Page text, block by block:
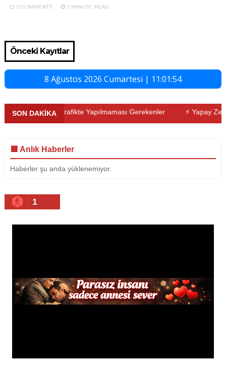
0 COMMENTS 1 MINUTE READ
Önceki Kayıtlar
8 Ağustos 2026 Cumartesi | 11:01:55
SON DAKİKA
⚡ Trafikte Yapılmaması Gerekenler ⚡ Yapay Zekâ ve
🟥 Anlık Haberler
Haberler şu anda yüklenemiyor.
1